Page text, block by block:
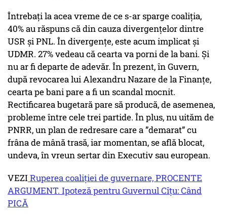
Întrebați la acea vreme de ce s-ar sparge coaliția,
40% au răspuns că din cauza divergențelor dintre
USR și PNL. În divergențe, este acum implicat și
UDMR. 27% vedeau că cearta va porni de la bani. Și
nu ar fi departe de adevăr. În prezent, în Guvern,
după revocarea lui Alexandru Nazare de la Finanțe,
cearta pe bani pare a fi un scandal mocnit.
Rectificarea bugetară pare să producă, de asemenea,
probleme între cele trei partide. În plus, nu uităm de
PNRR, un plan de redresare care a ”demarat” cu
frâna de mână trasă, iar momentan, se află blocat,
undeva, în vreun sertar din Executiv sau european.
VEZI Ruperea coaliției de guvernare, PROCENTE
ARGUMENT. Ipoteză pentru Guvernul Cîțu: Când
PICĂ